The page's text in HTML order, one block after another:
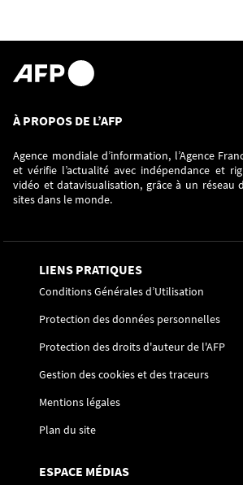
À PROPOS DE L’AFP
Agence mondiale d’information, l’Agence
et vérifie l’actualité avec indépendance et
vidéo et datavisualisation, grâce à un réseau
sites dans le monde.
LIENS PRATIQUES
Conditions Générales d’Utilisation
Protection des données personnelles
Protection des droits d'auteur de l'AFP
Gestion des cookies et des traceurs
Mentions légales
Plan du site
ESPACE MÉDIAS